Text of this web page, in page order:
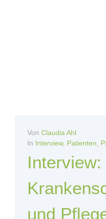
Von Claudia Ahl
In Interview, Patienten
und